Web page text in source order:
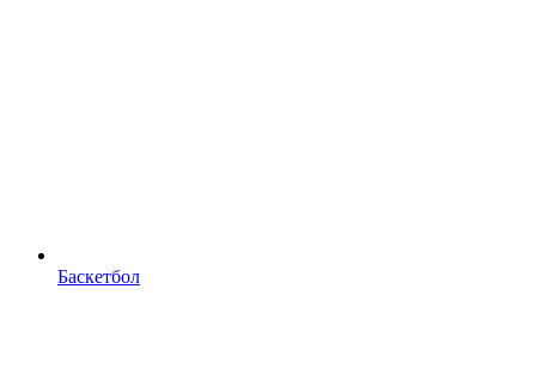
Баскетбол